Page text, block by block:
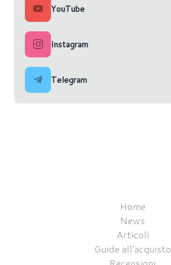
YouTube
Instagram
Telegram
Home
News
Articoli
Guide all'acquisto